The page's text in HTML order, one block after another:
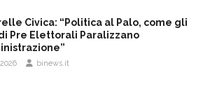
Civica: “Politica al Palo, come gli
Pre Elettorali Paralizzano
binews.it